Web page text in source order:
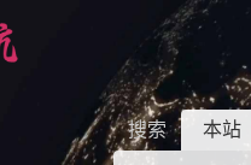
搜索 本站